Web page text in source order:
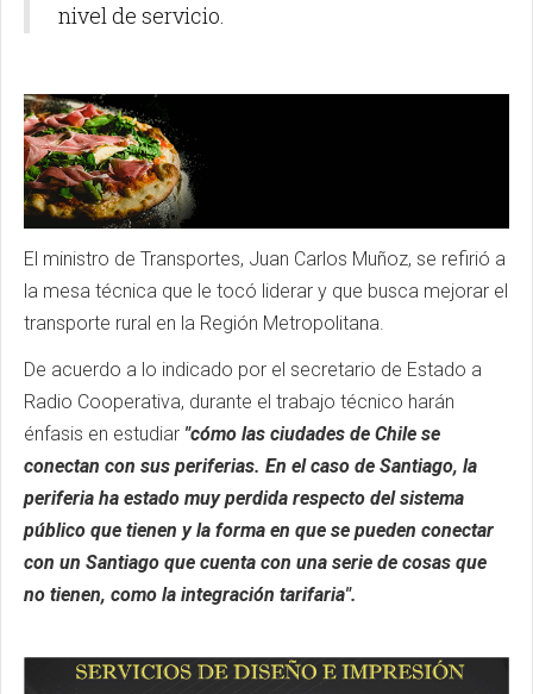
nivel de servicio.
El ministro de Transportes, Juan Carlos Muñoz, se refirió a
la mesa técnica que le tocó liderar y que busca mejorar el
transporte rural en la Región Metropolitana.
De acuerdo a lo indicado por el secretario de Estado a
Radio Cooperativa, durante el trabajo técnico harán
énfasis en estudiar "cómo las ciudades de Chile se
conectan con sus periferias. En el caso de Santiago, la
periferia ha estado muy perdida respecto del sistema
público que tienen y la forma en que se pueden conectar
con un Santiago que cuenta con una serie de cosas que
no tienen, como la integración tarifaria".